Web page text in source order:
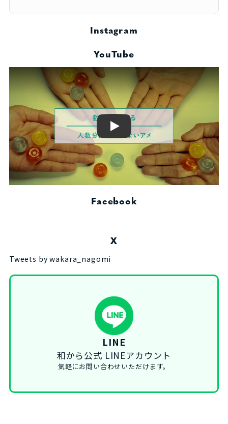
Instagram
YouTube
Play
Facebook
X
Tweets by wakara_nagomi
LINE
和から公式 LINEアカウント
気軽にお問い合わせいただけます。